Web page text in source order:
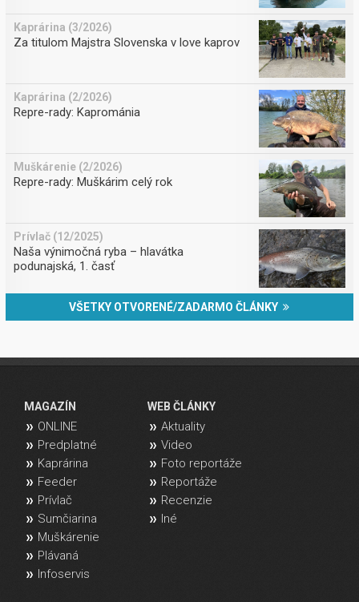
Kaprárina (3/2026)
Za titulom Majstra Slovenska v love kaprov
Kaprárina (2/2026)
Repre-rady: Kaprománia
Muškárenie (2/2026)
Repre-rady: Muškárim celý rok
Prívlač (12/2025)
Naša výnimočná ryba – hlavátka
podunajská, 1. časť
VŠETKY OTVORENÉ/ZADARMO ČLÁNKY
MAGAZÍN
ONLINE
Predplatné
Kaprárina
Feeder
Prívlač
Sumčiarina
Muškárenie
Plávaná
Infoservis
WEB ČLÁNKY
Aktuality
Video
Foto reportáže
Reportáže
Recenzie
Iné